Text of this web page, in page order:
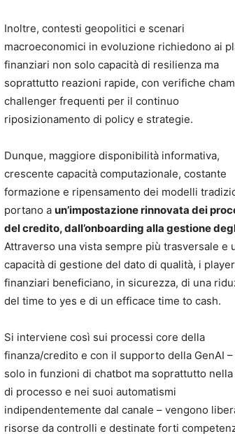
Inoltre, contesti geopolitici e scenari
macroeconomici in evoluzione richiedono ai
finanziari non solo capacità di resilienza ma
soprattutto reazioni rapide, con verifiche
challenger frequenti per il continuo
riposizionamento di policy e strategie.
Dunque, maggiore disponibilità informativa,
crescente capacità computazionale, costante
formazione e ripensamento dei modelli
portano a un’impostazione rinnovata dei
del credito, dall’onboarding alla gestione
Attraverso una vista sempre più trasversale e
capacità di gestione del dato di qualità, i player
finanziari beneficiano, in sicurezza, di una
del time to yes e di un efficace time to cash.
Si interviene così sui processi core della
finanza/credito e con il supporto della GenAI –
solo in funzioni di chatbot ma soprattutto
di processo e nei suoi automatismi
indipendentemente dal canale – vengono
risorse da controlli e destinate forti